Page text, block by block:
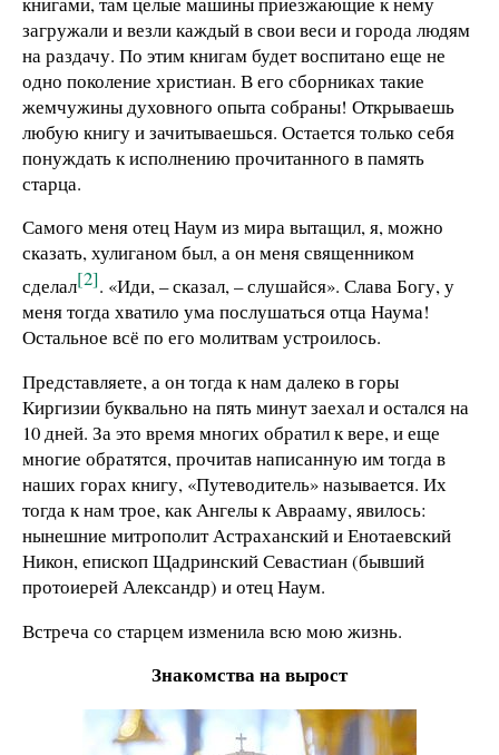
загружали и везли каждый в свои веси и города людям
на раздачу. По этим книгам будет воспитано еще не
одно поколение христиан. В его сборниках такие
жемчужины духовного опыта собраны! Открываешь
любую книгу и зачитываешься. Остается только себя
понуждать к исполнению прочитанного в память
старца.
Самого меня отец Наум из мира вытащил, я, можно
сказать, хулиганом был, а он меня священником
сделал[2]. «Иди, – сказал, – слушайся». Слава Богу, у
меня тогда хватило ума послушаться отца Наума!
Остальное всё по его молитвам устроилось.
Представляете, а он тогда к нам далеко в горы
Киргизии буквально на пять минут заехал и остался на
10 дней. За это время многих обратил к вере, и еще
многие обратятся, прочитав написанную им тогда в
наших горах книгу, «Путеводитель» называется. Их
тогда к нам трое, как Ангелы к Аврааму, явилось:
нынешние митрополит Астраханский и Енотаевский
Никон, епископ Щадринский Севастиан (бывший
протоиерей Александр) и отец Наум.
Встреча со старцем изменила всю мою жизнь.
Знакомства на вырост